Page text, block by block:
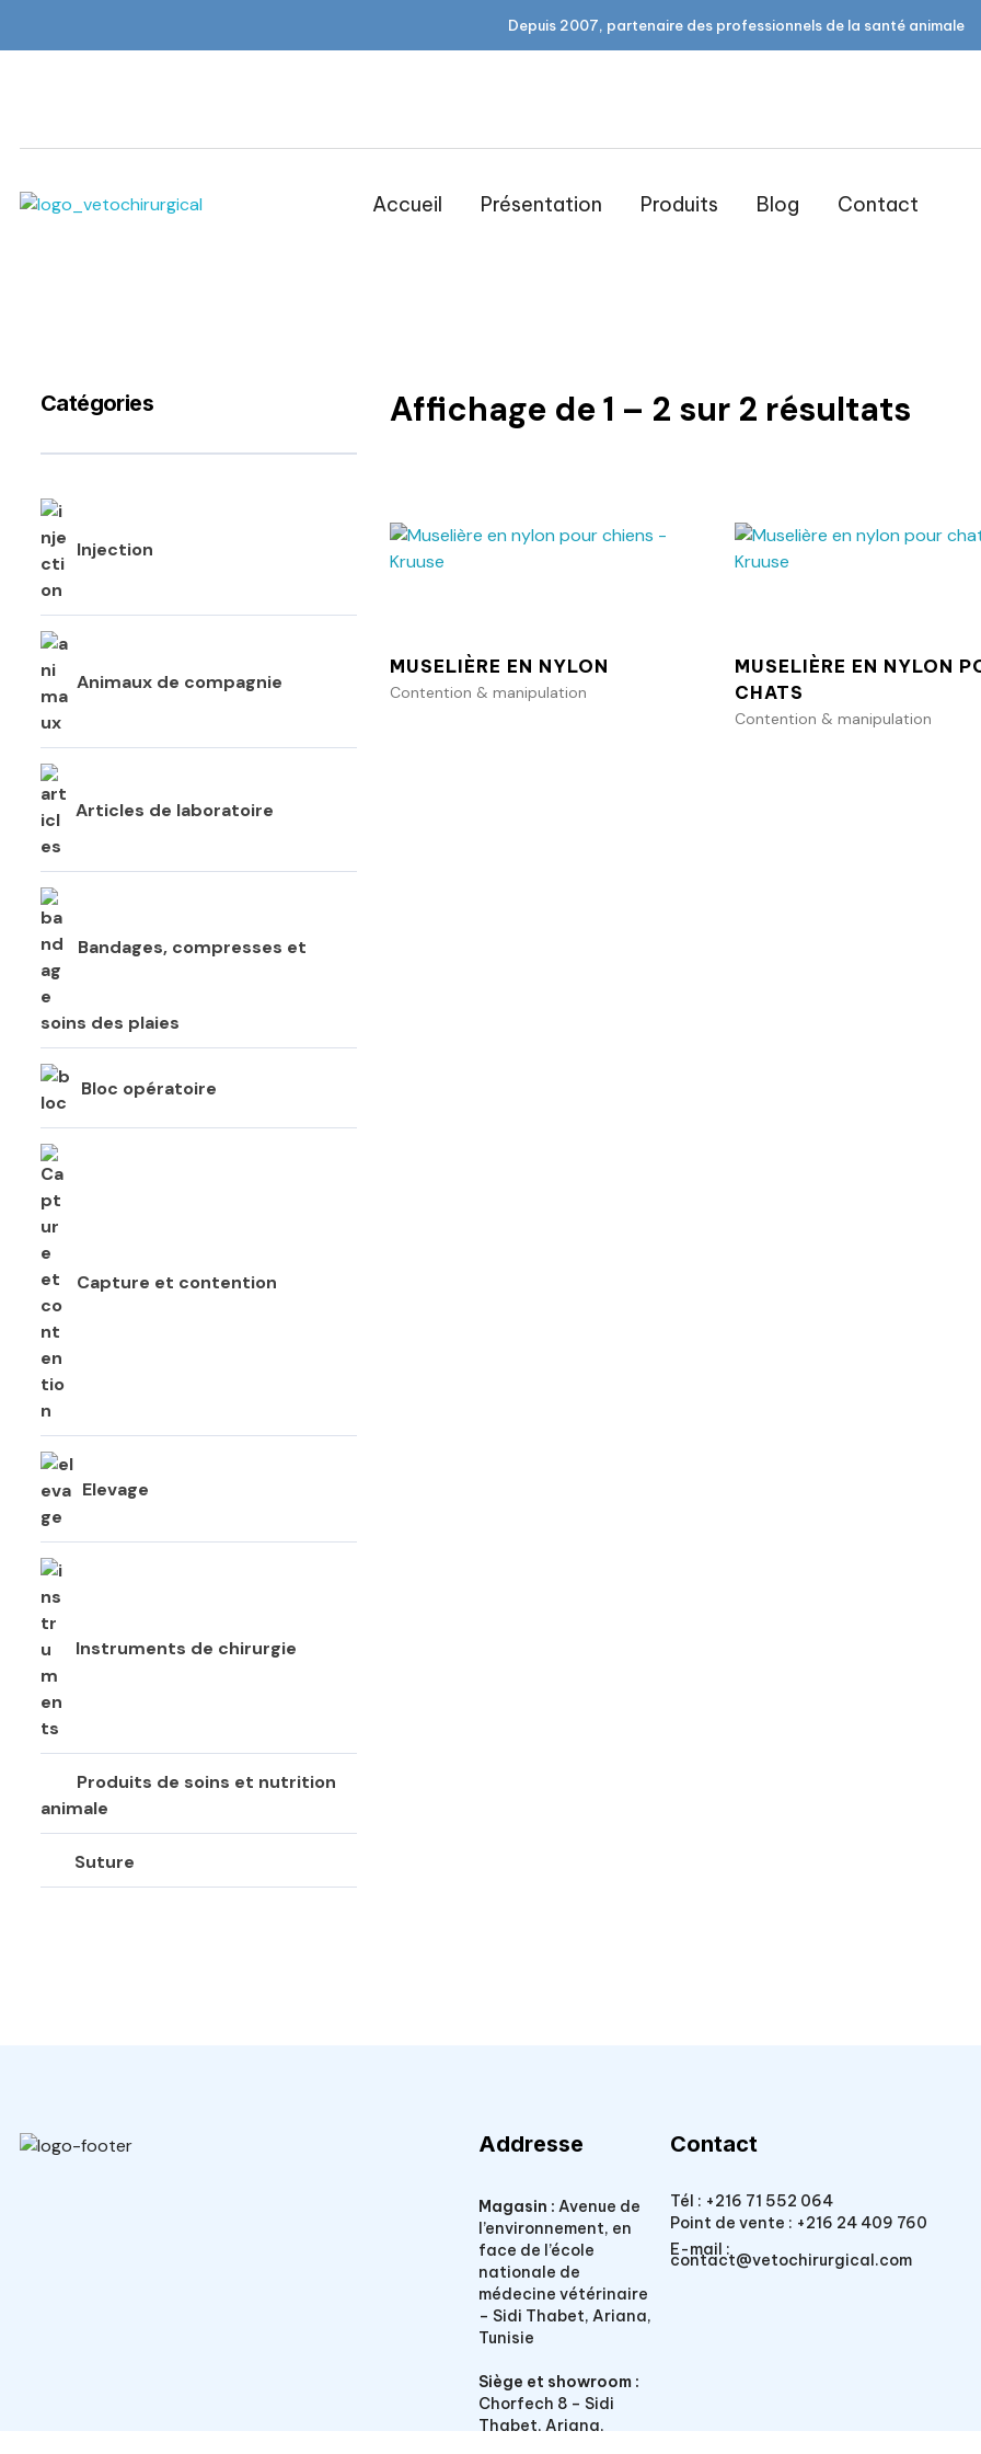
Depuis 2007, partenaire des professionnels de la santé animale
Accueil Présentation Produits Blog Contact
Affichage de 1 – 2 sur 2 résultats
MUSELIÈRE EN NYLON
Contention & manipulation
MUSELIÈRE EN NYLON
CHATS
Contention & manipulation
Catégories
Injection
Animaux de compagnie
Articles de laboratoire
Bandages, compresses et
soins des plaies
Bloc opératoire
Capture et contention
Elevage
Instruments de chirurgie
Produits de soins et nutrition
animale
Suture
Addresse
Magasin : Avenue de
l’environnement, en
face de l’école
nationale de
médecine vétérinaire
– Sidi Thabet, Ariana,
Tunisie
Siège et showroom :
Chorfech 8 – Sidi
Thabet, Ariana,
Contact
Tél : +216 71 552 064
Point de vente : +216 24 409 760
E-mail :
contact@vetochirurgical.com